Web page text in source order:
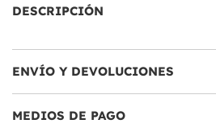
DESCRIPCIÓN
ENVÍO Y DEVOLUCIONES
MEDIOS DE PAGO